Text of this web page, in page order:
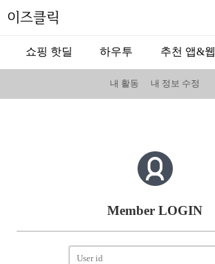
이즈클릭
쇼핑 핫딜 하우투 추천 앱&웹
내 활동 내 정보 수정
Member LOGIN